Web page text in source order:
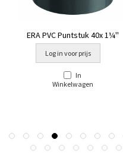
ERA PVC Puntstuk 40x 1¼''
Log in voor prijs
In
Winkelwagen